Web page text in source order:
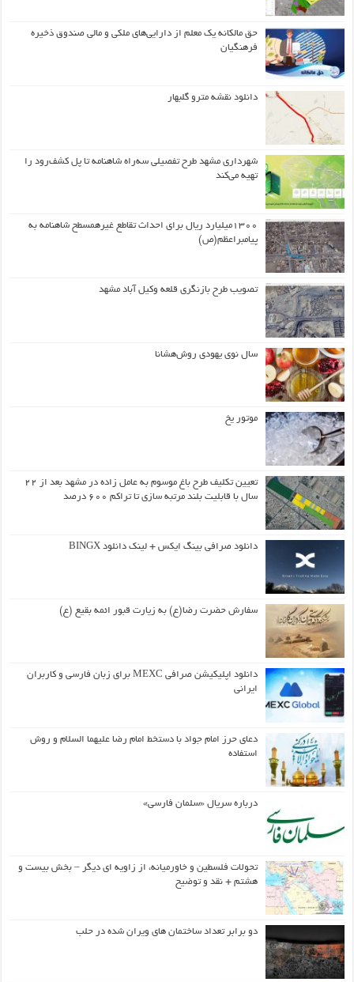
حق مالکانه یک معلم از دارایی‌های ملکی و مالی صندوق ذخیره
فرهنگیان
دانلود نقشه مترو گلبهار
شهرداری مشهد طرح تفصیلی سه‌راه شاهنامه تا پل کشف‌رود را
تهیه می‌کند
۱۳۰۰میلیارد ریال برای احداث تقاطع غیرهمسطح شاهنامه به
پیامبراعظم(ص)
تصویب طرح بازنگری قلعه وکیل آباد مشهد
سال نوی یهودی روش‌هشانا
موتور یخ
تعیین تکلیف طرح باغ موسوم به عامل زاده در مشهد بعد از ۲۲
سال با قابلیت بلند مرتبه سازی تا تراکم ۶۰۰ درصد
دانلود صرافی بینگ ایکس + لینک دانلود BINGX
سفارش حضرت رضا(ع) به زیارت قبور ائمه بقیع (ع)
دانلود اپلیکیشن صرافی MEXC برای زبان فارسی و کاربران
ایرانی
دعای حرز امام جواد با دستخط امام رضا علیهما السلام و روش
استفاده
درباره سریال «سلمان فارسی»
تحولات فلسطین و خاورمیانه، از زاویه ای دیگر – بخش بیست و
هشتم + نقد و توضیح
دو برابر تعداد ساختمان های ویران شده در حلب